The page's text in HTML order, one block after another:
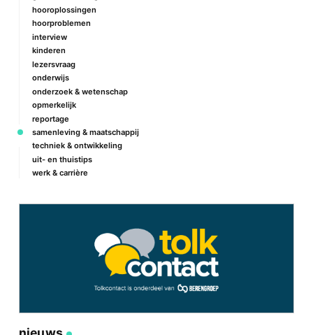
hooroplossingen
hoorproblemen
interview
kinderen
lezersvraag
onderwijs
onderzoek & wetenschap
opmerkelijk
reportage
samenleving & maatschappij
techniek & ontwikkeling
uit- en thuistips
werk & carrière